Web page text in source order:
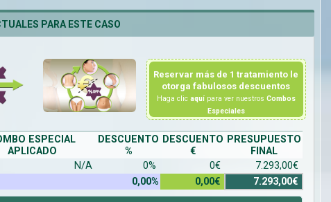
PARA ESTE CASO
Reservar más de 1 tratamiento le
otorga fabulosos descuentos
Haga clic aquípara ver nuestros Combos
Especiales
ESPECIAL
APLICADO
DESCUENTO
%
DESCUENTO
€
PRESUPUESTO
FINAL
N/A 0% 0€
7.293,00€
0,00% 0,00€ 7.293,00€